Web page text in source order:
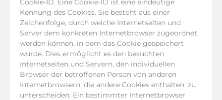
Cookie-ID. Eine Cookie-ID ist eine eindeutige
Kennung des Cookies. Sie besteht aus einer
Zeichenfolge, durch welche Internetseiten und
Server dem konkreten Internetbrowser zugeordnet
werden können, in dem das Cookie gespeichert
wurde. Dies ermöglicht es den besuchten
Internetseiten und Servern, den individuellen
Browser der betroffenen Person von anderen
Internetbrowsern, die andere Cookies enthalten, zu
unterscheiden. Ein bestimmter Internetbrowser